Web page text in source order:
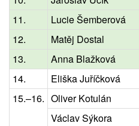
11.
Lucie Šemberová
12.
Matěj Dostal
13.
Anna Blažková
14.
Eliška Juříčková
15.–16. Oliver Kotulán
Václav Sýkora